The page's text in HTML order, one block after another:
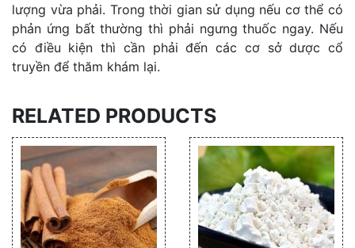
lượng vừa phải. Trong thời gian sử dụng nếu cơ thể có
phản ứng bất thường thì phải ngưng thuốc ngay. Nếu
có điều kiện thì cần phải đến các cơ sở dược cổ
truyền để thăm khám lại.
RELATED PRODUCTS